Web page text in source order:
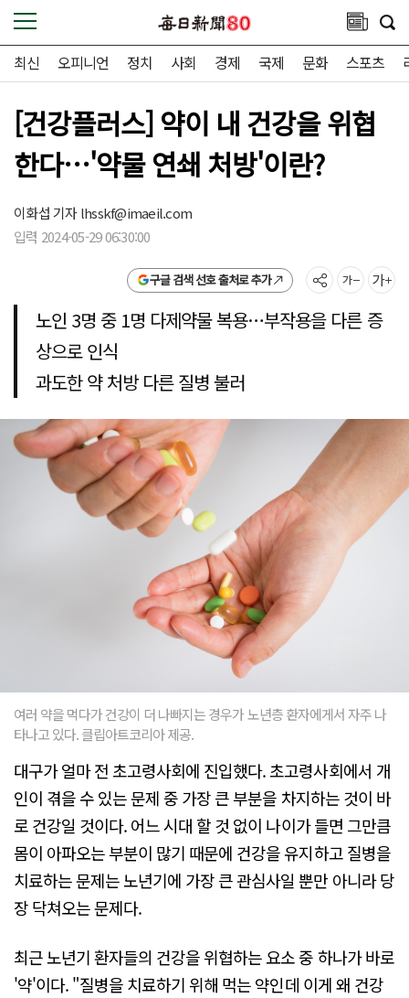
최신 오피니언 정치 사회 경제 국제 문화 스포츠
[건강플러스] 약이 내 건강을 위협
한다…'약물 연쇄 처방'이란?
이화섭 기자lhsskf@imaeil.com
입력 2024-05-29 06:30:00
구글 검색 선호 출처로 추가
노인 3명 중 1명 다제약물 복용…부작용을 다른 증
상으로 인식
과도한 약 처방 다른 질병 불러
여러 약을 먹다가 건강이 더 나빠지는 경우가 노년층 환자에게서 자주 나
타나고 있다. 클립아트코리아 제공.
대구가 얼마 전 초고령사회에 진입했다. 초고령사회에서 개
인이 겪을 수 있는 문제 중 가장 큰 부분을 차지하는 것이 바
로 건강일 것이다. 어느 시대 할 것 없이 나이가 들면 그만큼
몸이 아파오는 부분이 많기 때문에 건강을 유지하고 질병을
치료하는 문제는 노년기에 가장 큰 관심사일 뿐만 아니라 당
장 닥쳐오는 문제다.
최근 노년기 환자들의 건강을 위협하는 요소 중 하나가 바로
'약'이다. "질병을 치료하기 위해 먹는 약인데 이게 왜 건강